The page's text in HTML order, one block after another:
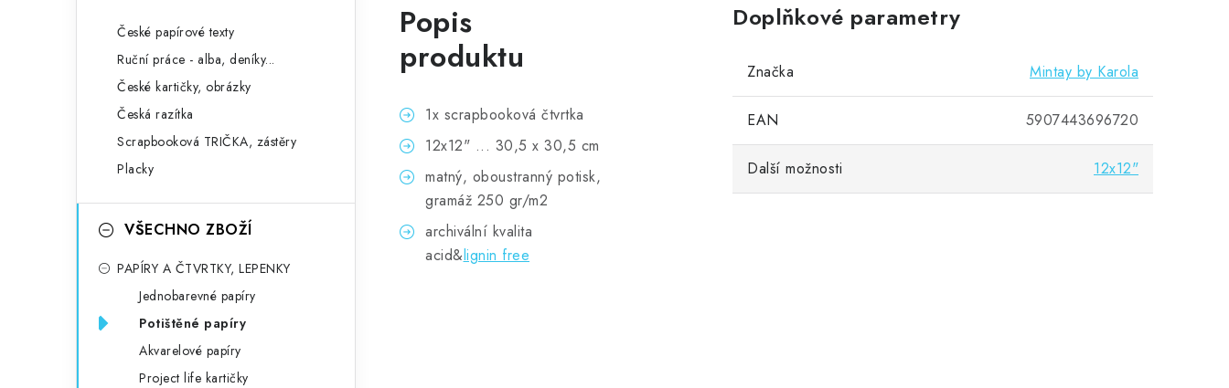
České papírové texty
Ruční práce - alba, deníky...
České kartičky, obrázky
Česká razítka
Scrapbooková TRIČKA, zástěry
Placky
VŠECHNO ZBOŽÍ
PAPÍRY A ČTVRTKY, LEPENKY
Jednobarevné papíry
Potištěné papíry
Akvarelové papíry
Project life kartičky
Popis
produktu
1x scrapbooková čtvrtka
12x12" ... 30,5 x 30,5 cm
matný, oboustranný potisk,
gramáž 250 gr/m2
archivální kvalita
acid&lignin free
Doplňkové parametry
Značka Mintay by Karola
EAN 5907443696720
Další možnosti 12x12"